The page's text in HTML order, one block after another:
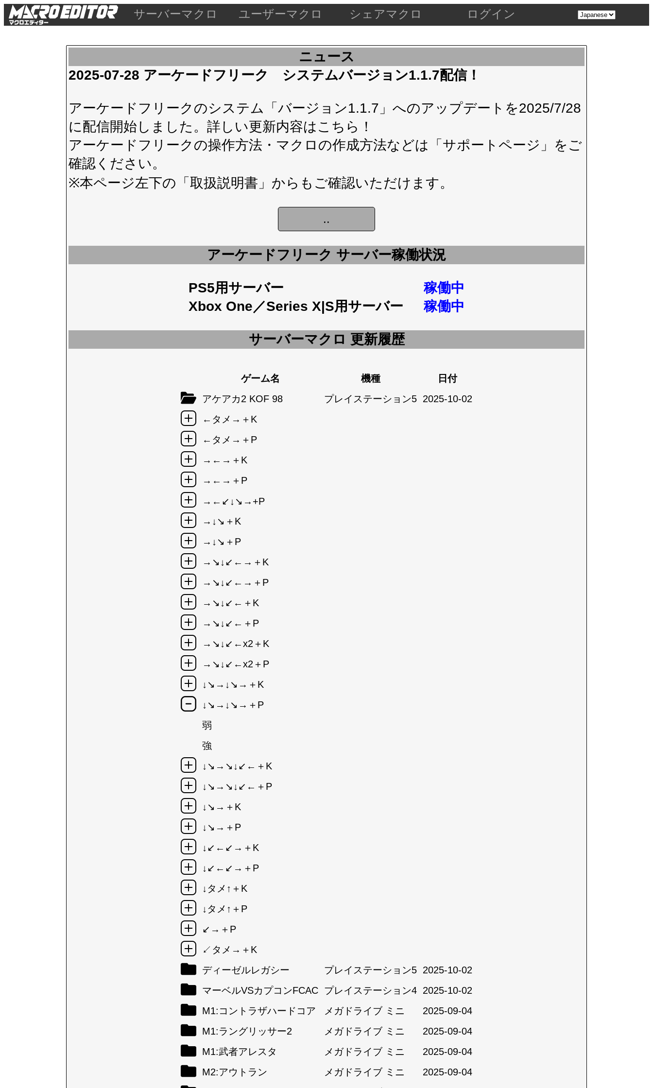
サーバーマクロ ユーザーマクロ シェアマクロ ログイン
ニュース
2025-07-28 アーケードフリーク システムバージョン1.1.7配信！
アーケードフリークのシステム「バージョン1.1.7」へのアップデートを2025/7/28
に配信開始しました。詳しい更新内容はこちら！
アーケードフリークの操作方法・マクロの作成方法などは 「サポートページ」 をご
確認ください。
※本ページ左下の 「取扱説明書」 からもご確認いただけます。
アーケードフリーク サーバー稼働状況
PS5用サーバー
稼働中
Xbox One／Series X|S用サーバー
稼働中
サーバーマクロ 更新履歴
ゲーム名 機種
日付
アケアカ2 KOF 98
プレイステーション5 2025-10-02
←タメ→＋K
←タメ→＋P
→←→＋K
→←→＋P
→←↙↓↘→+P
→↓↘＋K
→↓↘＋P
→↘↓↙←→＋K
→↘↓↙←→＋P
→↘↓↙←＋K
→↘↓↙←＋P
→↘↓↙←x2＋K
→↘↓↙←x2＋P
↓↘→↓↘→＋K
↓↘→↓↘→＋P
弱
強
↓↘→↘↓↙←＋K
↓↘→↘↓↙←＋P
↓↘→＋K
↓↘→＋P
↓↙←↙→＋K
↓↙←↙→＋P
↓タメ↑＋K
↓タメ↑＋P
↙→＋P
↙タメ→＋K
ディーゼルレガシー
プレイステーション5 2025-10-02
マーベルVSカプコンFCAC プレイステーション4 2025-10-02
M1:コントラザハードコア
メガドライブ ミニ
2025-09-04
M1:ラングリッサー2
メガドライブ ミニ
2025-09-04
M1:武者アレスタ
メガドライブ ミニ
2025-09-04
M2:アウトラン
メガドライブ ミニ
2025-09-04